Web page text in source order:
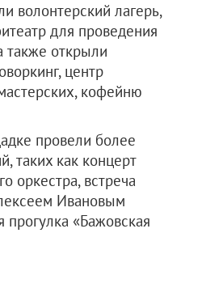
волонтерский лагерь,
для проведения
также открыли
центр
кофейню
провели более
таких как концерт
оркестра, встреча
Ивановым
прогулка «Бажовская